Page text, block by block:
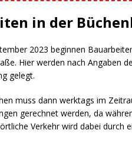
in der
2023 beginnen
Hier werden nach Angaben
gelegt.
muss dann werktags im
gerechnet werden, da
Verkehr wird dabei durch